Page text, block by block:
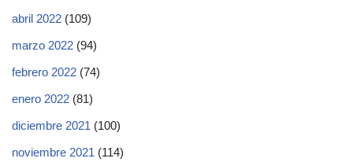
abril 2022 (109)
marzo 2022 (94)
febrero 2022 (74)
enero 2022 (81)
diciembre 2021 (100)
noviembre 2021 (114)